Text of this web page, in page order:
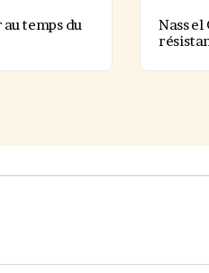
au temps du
Nass el